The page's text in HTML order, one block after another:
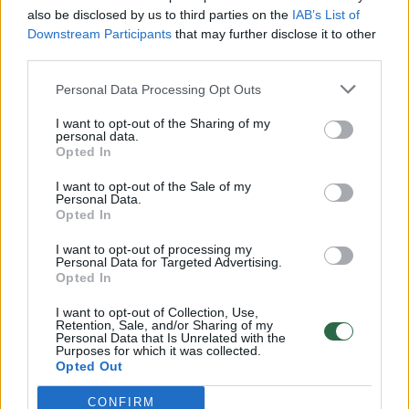
also be disclosed by us to third parties on the IAB’s List of
Downstream Participants that may further disclose it to other
Personal Data Processing Opt Outs
I want to opt-out of the Sharing of my
personal data.
Opted In
I want to opt-out of the Sale of my
Personal Data.
Opted In
I want to opt-out of processing my
Personal Data for Targeted Advertising.
Opted In
I want to opt-out of Collection, Use,
Retention, Sale, and/or Sharing of my
Personal Data that Is Unrelated with the
Purposes for which it was collected.
Opted Out
CONFIRM
Žinios | Lietuvos diena
00:00:57
Savaitės vidurys nusimato karštas: temperatūra kils iki
32 laipsnių šilumos
Žinios | Orai
00:15:54
V. Zalužno pasisakymą laiko bandymu įsitvirtinti
Laidos | Nauja diena
Sinoptikai atsakė, kokiais orais užbaigsime darbo
savaitę: karščiai atsitrauks
Žinios